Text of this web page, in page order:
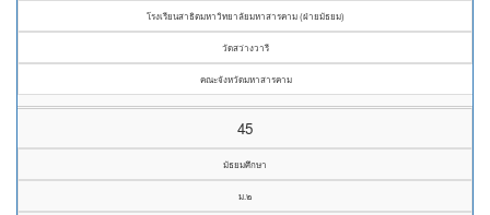
โรงเรียนสาธิตมหาวิทยาลัยมหาสารคาม (ฝ่ายมัธยม)
วัดสว่างวารี
คณะจังหวัดมหาสารคาม
45
มัธยมศึกษา
ม.๒